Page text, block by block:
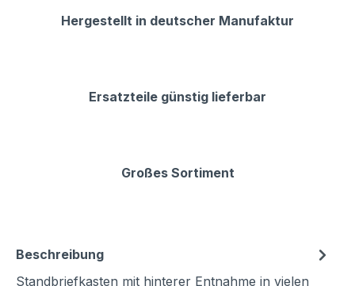
Hergestellt in deutscher Manufaktur
Ersatzteile günstig lieferbar
Großes Sortiment
Beschreibung
Standbriefkasten mit hinterer Entnahme in vielen